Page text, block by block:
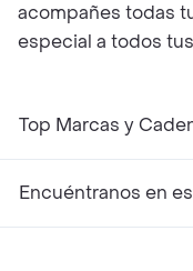
acompañes todas
especial a todos
Top Marcas y
Encuéntranos en